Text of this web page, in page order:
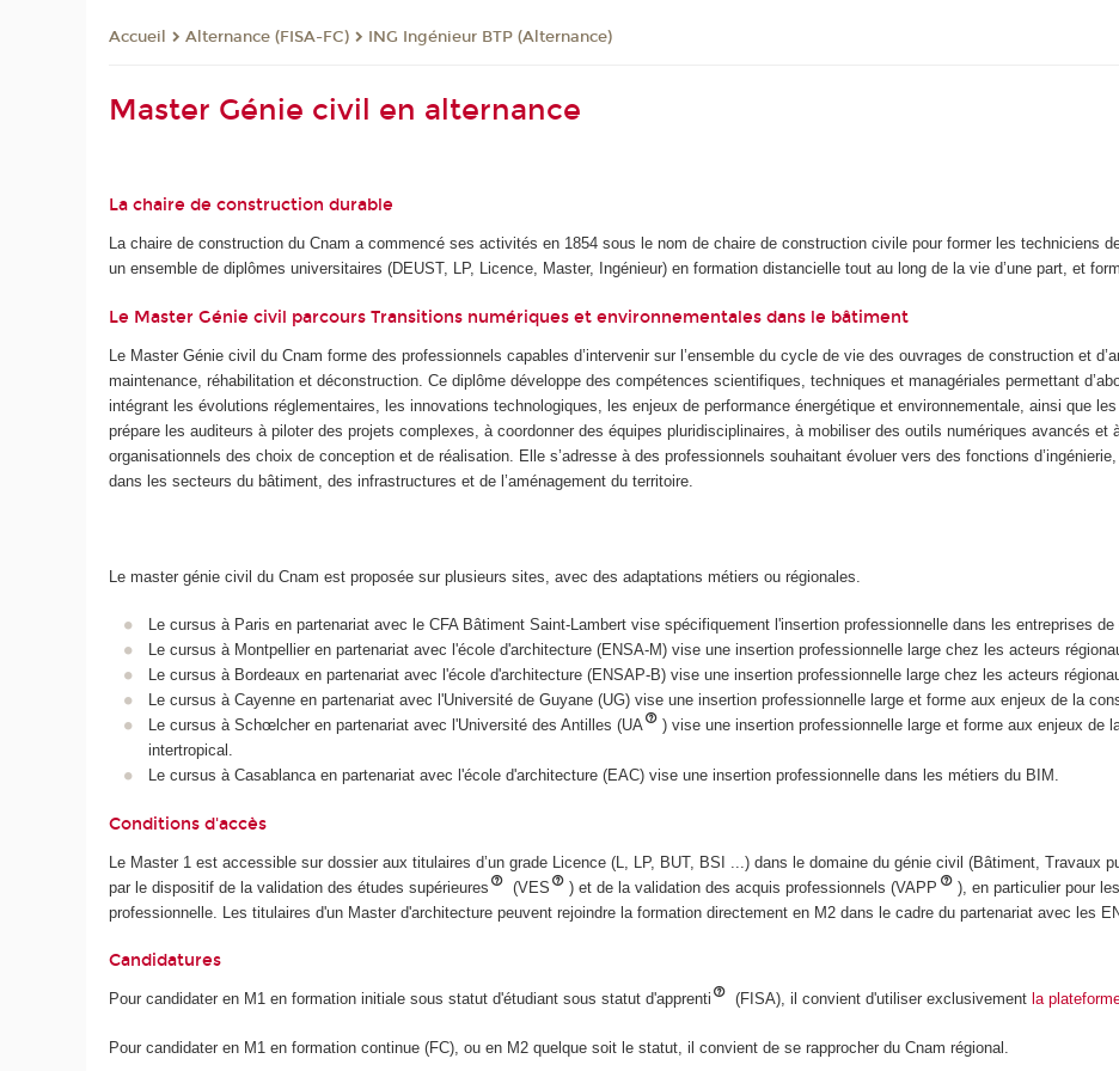
Accueil Alternance (FISA-FC) ING Ingénieur BTP (Alternance)
Master Génie civil en alternance
La chaire de construction durable
La chaire de construction du Cnam a commencé ses activités en 1854 sous le nom de chaire de construction civile pour former les techniciens
un ensemble de diplômes universitaires (DEUST, LP, Licence, Master, Ingénieur) en formation distancielle tout au long de la vie d’une part, et
Le Master Génie civil parcours Transitions numériques et environnementales dans le bâtiment
Le Master Génie civil du Cnam forme des professionnels capables d’intervenir sur l’ensemble du cycle de vie des ouvrages de construction et
maintenance, réhabilitation et déconstruction. Ce diplôme développe des compétences scientifiques, techniques et managériales permettant
intégrant les évolutions réglementaires, les innovations technologiques, les enjeux de performance énergétique et environnementale, ainsi que
prépare les auditeurs à piloter des projets complexes, à coordonner des équipes pluridisciplinaires, à mobiliser des outils numériques avancés
organisationnels des choix de conception et de réalisation. Elle s’adresse à des professionnels souhaitant évoluer vers des fonctions
dans les secteurs du bâtiment, des infrastructures et de l’aménagement du territoire.
Le master génie civil du Cnam est proposée sur plusieurs sites, avec des adaptations métiers ou régionales.
Le cursus à Paris en partenariat avec le CFA Bâtiment Saint-Lambert vise spécifiquement l'insertion professionnelle dans les entreprises
Le cursus à Montpellier en partenariat avec l'école d'architecture (ENSA-M) vise une insertion professionnelle large chez les acteurs
Le cursus à Bordeaux en partenariat avec l'école d'architecture (ENSAP-B) vise une insertion professionnelle large chez les acteurs
Le cursus à Cayenne en partenariat avec l'Université de Guyane (UG) vise une insertion professionnelle large et forme aux enjeux de la
Le cursus à Schœlcher en partenariat avec l'Université des Antilles (UA
) vise une insertion professionnelle large et forme aux enjeux de
intertropical.
Le cursus à Casablanca en partenariat avec l'école d'architecture (EAC) vise une insertion professionnelle dans les métiers du BIM.
Conditions d'accès
Le Master 1 est accessible sur dossier aux titulaires d’un grade Licence (L, LP, BUT, BSI ...) dans le domaine du génie civil (Bâtiment,
par le dispositif de la validation des études supérieures
(VES ) et de la validation des acquis professionnels (VAPP
), en particulier pour
professionnelle. Les titulaires d'un Master d'architecture peuvent rejoindre la formation directement en M2 dans le cadre du partenariat avec les
Candidatures
Pour candidater en M1 en formation initiale sous statut d'étudiant sous statut d'apprenti (FISA), il convient d'utiliser exclusivement la
Pour candidater en M1 en formation continue (FC), ou en M2 quelque soit le statut, il convient de se rapprocher du Cnam régional.